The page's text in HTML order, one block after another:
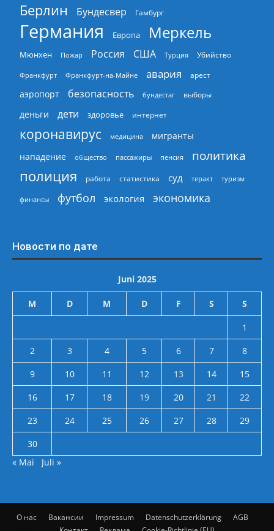
Берлин
Бундесвер Гамбург
Германия Европа Меркель
Мюнхен Пожар Россия США Турция Убийство
Франкфурт Франкфурт-на-Майне авария арест
аэропорт безопасность бундестаг выборы
деньги дети здоровье интернет
коронавирус медицина
мигранты
нападение
общество пассажиры пенсия политика
полиция работа статистика суд теракт туризм
финансы футбол экология экономика
Новости по дате
Juni 2025
M D M D F S S
1
2
3 4 5 6 7
8
9
10 11 12 13 14
15
16
17 18 19 20 21
22
23
24 25 26 27 28
29
30
« Mai
Juli »
О нас Вакансии Impressum Datenschutzerklärung
AGB